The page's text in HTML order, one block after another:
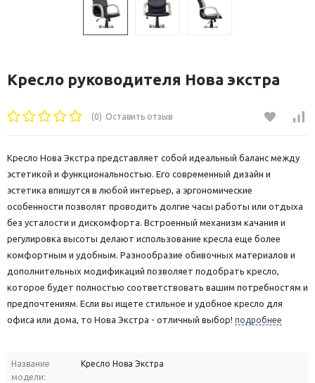
Кресло руководителя Нова экстра
(0) Оставить отзыв
Кресло Нова Экстра представляет собой идеальный баланс между
эстетикой и функциональностью. Его современный дизайн и
эстетика впишутся в любой интерьер, а эргономические
особенности позволят проводить долгие часы работы или отдыха
без усталости и дискомфорта. Встроенный механизм качания и
регулировка высоты делают использование кресла еще более
комфортным и удобным. Разнообразие обивочных материалов и
дополнительных модификаций позволяет подобрать кресло,
которое будет полностью соответствовать вашим потребностям и
предпочтениям. Если вы ищете стильное и удобное кресло для
офиса или дома, то Нова Экстра - отличный выбор! подробнее
Название
модели:
Кресло Нова Экстра